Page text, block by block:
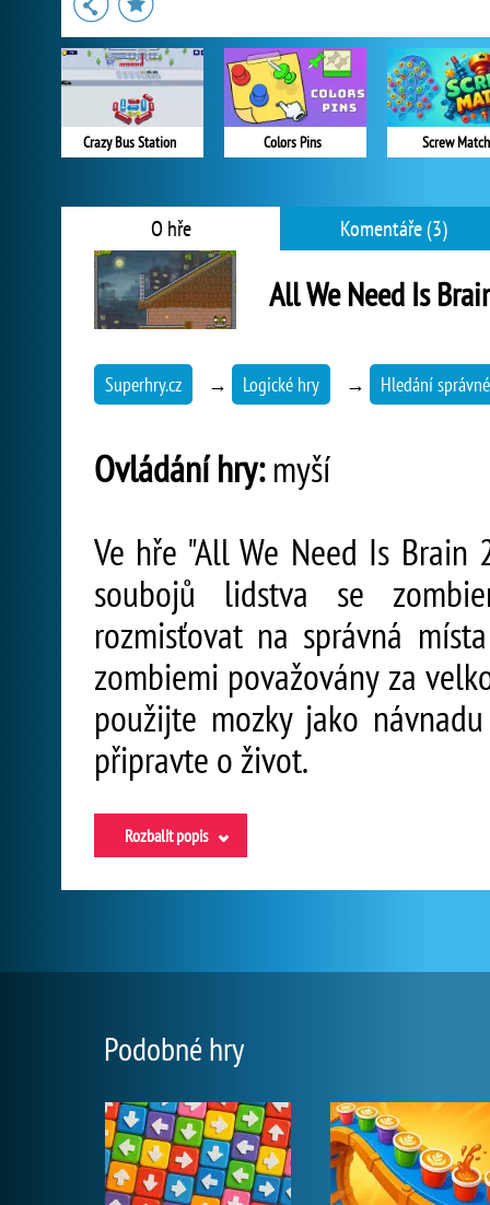
Crazy Bus Station Colors Pins Screw Match
O hře Komentáře (3)
All We Need Is
Superhry.cz → Logické hry → Hledání
Ovládání hry:myší
Ve hře "All We Need Is Brain
soubojů lidstva se
rozmisťovat na správná
zombiemi považovány za
použijte mozky jako
připravte o život.
Rozbalit popis
Podobné hry